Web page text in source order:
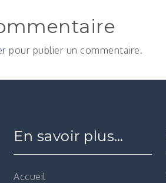
pour publier un commentaire.
En savoir plus…
Accueil